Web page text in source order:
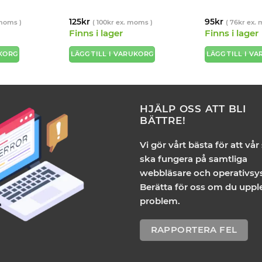
) 125kr ( 100krex. moms )
Finns i lager
LÄGG TILL I VARUKORG
95kr ( 76krex.
Finns i lager
LÄGG TILL I
HJÄLP OSS ATT BLI
BÄTTRE!
Vi gör vårt bästa för att vår
ska fungera på samtliga
webbläsare och
Berätta för oss om du
problem.
RAPPORTERA FEL